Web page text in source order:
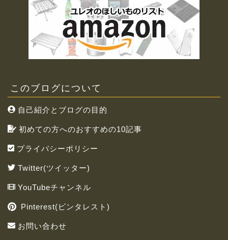
このブログについて
自己紹介とブログの目的
初めての方へのおすすめの10記事
プライバシーポリシー
Twitter(ツイッター)
YouTubeチャンネル
Pinterest(ピンタレスト)
お問い合わせ